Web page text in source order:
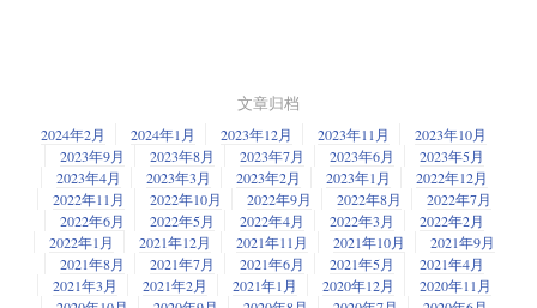
VSCode 扩展市场容易出现欺骗性扩展
根据调查，74.48% 的开发者在使用微软的 VSCode，几乎每个开发者都会
使用扩展，而在 VSCode 市场上有超过 4 万个的扩展。研究发现，攻击者可
以轻易地冒充流行的扩展，并欺骗不知情的开发者下载它们。一方面很难
区分恶意扩展，扩展名称上的蓝色复选标记仅仅意味着发布者对随便一个
美国能源科学网络 ESnet6 带宽升至 46Tbps
成立于 1986 年的美国能源科学网络 ESnet，旨在帮助美国能源部的科学家
们打通旗下各个实验室，使之能够快速共享大量原始数据。它由横跨全美
的 2.4 万公里的专用光缆组成。随着该网络完成 ESnet6 更新，美国最快的
互联网带宽也飙升到了 46 Tbps。2021 年的时候，通过 ESnet 网络传输的数
老王点评：真黑呀，而且吃相难看。
文章归档
2024年2月 2024年1月 2023年12月 2023年11月
2023年10月
2023年9月
2023年8月 2023年7月 2023年6月
2023年5月
2023年4月
2023年3月 2023年2月 2023年1月
2022年12月
2022年11月
2022年10月 2022年9月 2022年8月
2022年7月
2022年6月
2022年5月 2022年4月 2022年3月
2022年2月
2022年1月
2021年12月 2021年11月 2021年10月
2021年9月
2021年8月
2021年7月 2021年6月 2021年5月
2021年4月
2021年3月
2021年2月 2021年1月 2020年12月
2020年11月